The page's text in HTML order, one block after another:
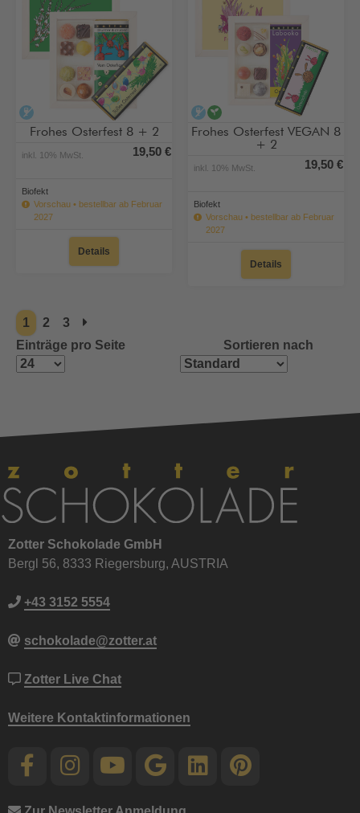
Frohes Osterfest 8 + 2
inkl. 10% MwSt. 19,50 €
Biofekt
Vorschau • bestellbar ab Februar
2027
Details
alkoholfrei
Frohes Osterfest VEGAN 8
+ 2
inkl. 10% MwSt. 19,50 €
Biofekt
Vorschau • bestellbar ab Februar
2027
Details
1 2
3
Einträge pro Seite
Sortieren nach
Zotter Schokolade GmbH
Bergl 56, 8333 Riegersburg, AUSTRIA
+43 3152 5554
schokolade@zotter.at
Zotter Live Chat
Weitere Kontaktinformationen